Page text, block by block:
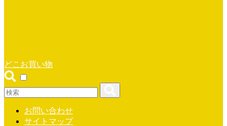
どこお買い物
お問い合わせ
サイトマップ